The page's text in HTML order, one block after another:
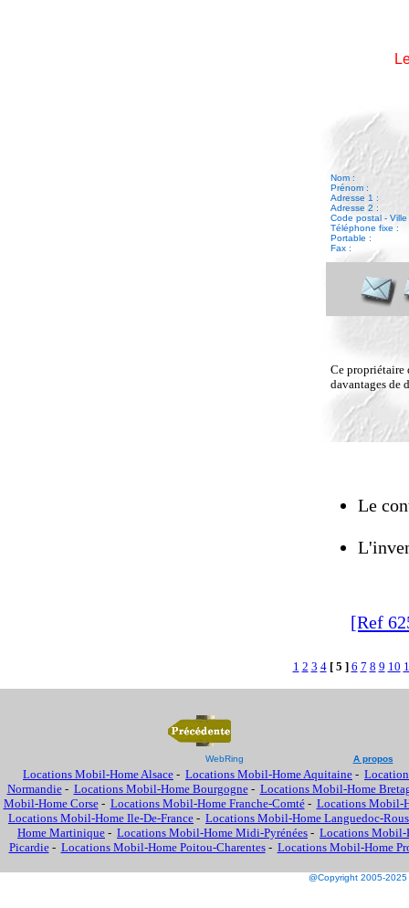
Nom :
Prénom :
Adresse 1 :
Adresse 2 :
Code postal - Ville
Téléphone fixe :
Portable :
Fax :
Ce propriétaire
davantages de
Le
[Ref
1 2 3 4 [ 5 ] 6 7 8 9 10
WebRing A propos
Locations Mobil-Home Alsace - Locations Mobil-Home Aquitaine -
Normandie- Locations Mobil-Home Bourgogne- Locations Mobil-Home
Mobil-Home Corse- Locations Mobil-Home Franche-Comté- Locations Mobil-
Locations Mobil-Home Ile-De-France - Locations Mobil-Home Languedoc-
Home Martinique - Locations Mobil-Home Midi-Pyrénées - Locations Mobil-
Picardie- Locations Mobil-Home Poitou-Charentes- Locations Mobil-Home
@Copyright 2005-